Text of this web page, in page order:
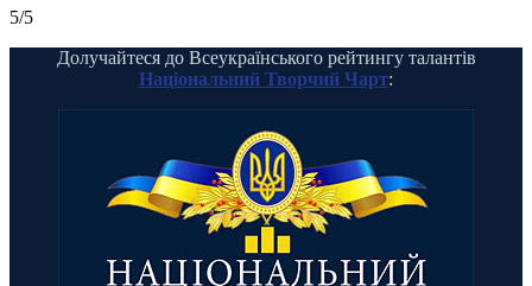
5/5
Долучайтеся до Всеукраїнського рейтингу талантів
Національний Творчий Чарт: